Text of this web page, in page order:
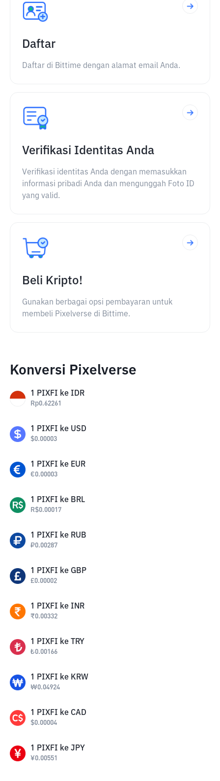
Daftar
Daftar di Bittime dengan alamat email Anda.
Verifikasi Identitas Anda
Verifikasi identitas Anda dengan memasukkan
informasi pribadi Anda dan mengunggah Foto ID
yang valid.
Beli Kripto!
Gunakan berbagai opsi pembayaran untuk
membeli Pixelverse di Bittime.
Konversi Pixelverse
1 PIXFI ke IDR
Rp0.62261
1 PIXFI ke USD
$0.00003
1 PIXFI ke EUR
€0.00003
1 PIXFI ke BRL
R$0.00017
1 PIXFI ke RUB
₽0.00287
1 PIXFI ke GBP
£0.00002
1 PIXFI ke INR
₹0.00332
1 PIXFI ke TRY
₺0.00166
1 PIXFI ke KRW
₩0.04924
1 PIXFI ke CAD
$0.00004
1 PIXFI ke JPY
¥0.00551